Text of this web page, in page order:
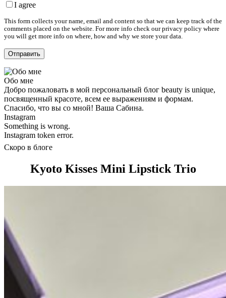
I agree
This form collects your name, email and content so that we can keep track of the
comments placed on the website. For more info check our privacy policy where
you will get more info on where, how and why we store your data.
Обо мне
Добро пожаловать в мой персональный блог beauty is unique,
посвященный красоте, всем ее выражениям и формам.
Спасибо, что вы со мной! Ваша Сабина.
Instagram
Something is wrong.
Instagram token error.
Скоро в блоге
Kyoto Kisses Mini Lipstick Trio